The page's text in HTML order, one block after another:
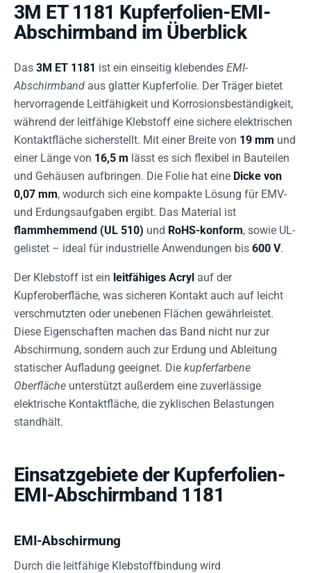
3M ET 1181 Kupferfolien-EMI-
Abschirmband im Überblick
Das 3M ET 1181 ist ein einseitig klebendes EMI-
Abschirmband aus glatter Kupferfolie. Der Träger bietet
hervorragende Leitfähigkeit und Korrosionsbeständigkeit,
während der leitfähige Klebstoff eine sichere elektrischen
Kontaktfläche sicherstellt. Mit einer Breite von 19 mm und
einer Länge von 16,5 m lässt es sich flexibel in Bauteilen
und Gehäusen aufbringen. Die Folie hat eine Dicke von
0,07 mm, wodurch sich eine kompakte Lösung für EMV-
und Erdungsaufgaben ergibt. Das Material ist
flammhemmend (UL 510) und RoHS-konform, sowie UL-
gelistet – ideal für industrielle Anwendungen bis 600 V.
Der Klebstoff ist ein leitfähiges Acryl auf der
Kupferoberfläche, was sicheren Kontakt auch auf leicht
verschmutzten oder unebenen Flächen gewährleistet.
Diese Eigenschaften machen das Band nicht nur zur
Abschirmung, sondern auch zur Erdung und Ableitung
statischer Aufladung geeignet. Die kupferfarbene
Oberfläche unterstützt außerdem eine zuverlässige
elektrische Kontaktfläche, die zyklischen Belastungen
standhält.
Einsatzgebiete der Kupferfolien-
EMI-Abschirmband 1181
EMI-Abschirmung
Durch die leitfähige Klebstoffbindung wird